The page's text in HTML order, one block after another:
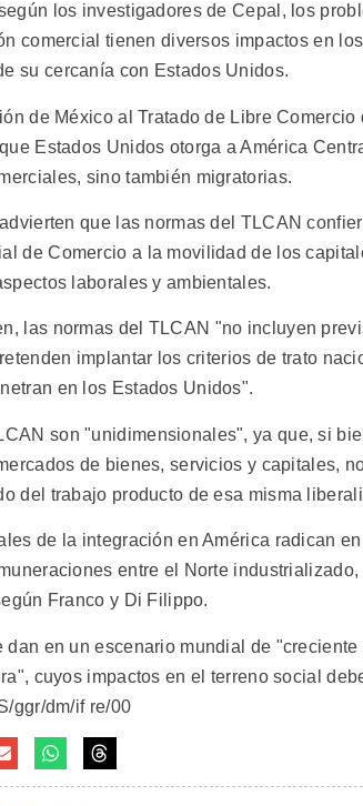
los investigadores de Cepal, los
comercial tienen diversos impactos en
su cercanía con Estados Unidos.
de México al Tratado de Libre
Estados Unidos otorga a América
sino también migratorias.
que las normas del TLCAN
de Comercio a la movilidad de los
laborales y ambientales.
las normas del TLCAN "no incluyen
implantar los criterios de trato
en los Estados Unidos".
son "unidimensionales", ya que, si
de bienes, servicios y capitales,
del trabajo producto de esa misma
de la integración en América radican
entre el Norte
Franco y Di Filippo.
dan en un escenario mundial de
cuyos impactos en el terreno social
ggr/dm/if re/00